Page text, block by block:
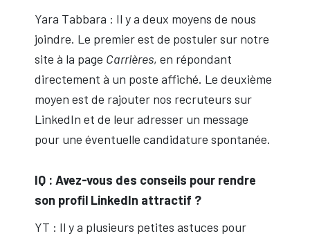
Yara Tabbara : Il y a deux moyens de nous
joindre. Le premier est de postuler sur notre
site à la page Carrières, en répondant
directement à un poste affiché. Le deuxième
moyen est de rajouter nos recruteurs sur
LinkedIn et de leur adresser un message
pour une éventuelle candidature spontanée.
IQ : Avez-vous des conseils pour rendre
son profil LinkedIn attractif ?
YT : Il y a plusieurs petites astuces pour